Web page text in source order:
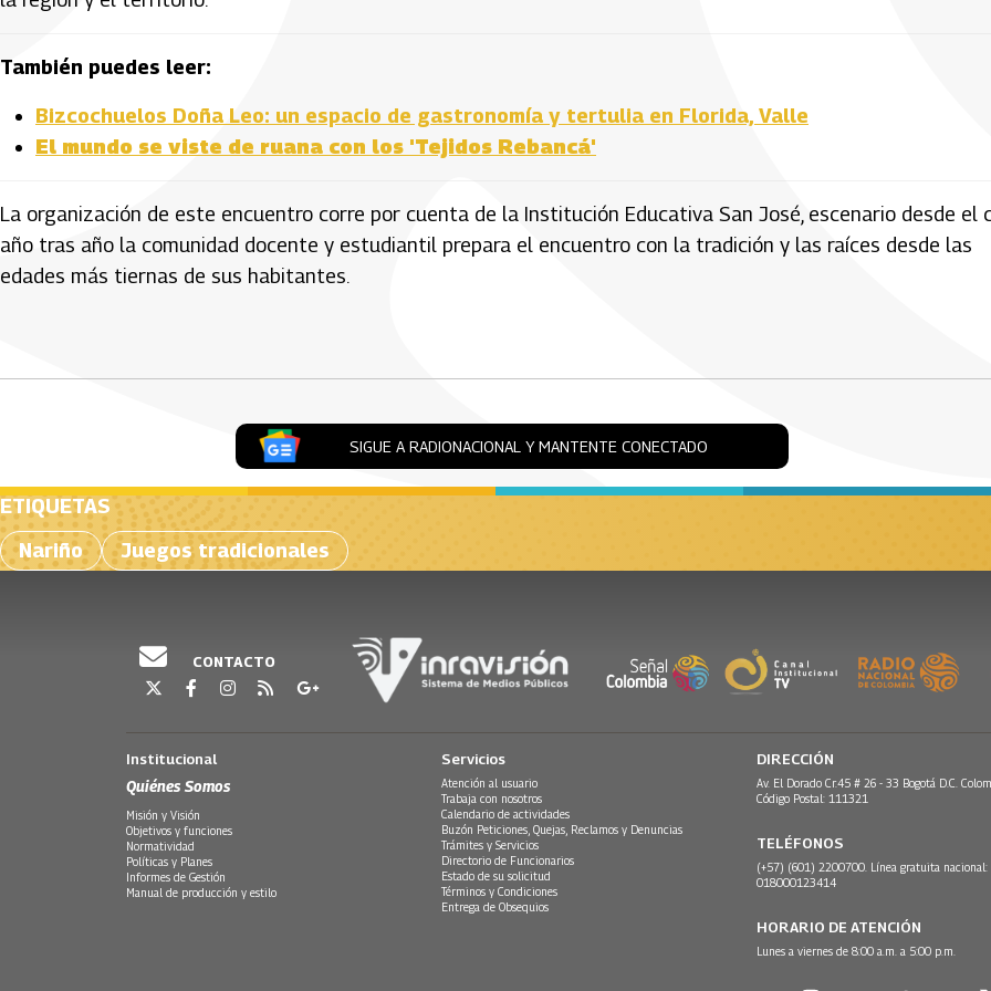
También puedes leer:
Bizcochuelos Doña Leo: un espacio de gastronomía y tertulia en Florida, Valle
El mundo se viste de ruana con los 'Tejidos Rebancá'
La organización de este encuentro corre por cuenta de la Institución Educativa San José, escenario desde el
año tras año la comunidad docente y estudiantil prepara el encuentro con la tradición y las raíces desde las
edades más tiernas de sus habitantes.
SIGUE A RADIONACIONAL Y MANTENTE CONECTADO
ETIQUETAS
Nariño
Juegos tradicionales
CONTACTO
Institucional
Quiénes Somos
Misión y Visión
Objetivos y funciones
Normatividad
Políticas y Planes
Informes de Gestión
Manual de producción y estilo
Servicios
Atención al usuario
Trabaja con nosotros
Calendario de actividades
Buzón Peticiones, Quejas, Reclamos y Denuncias
Trámites y Servicios
Directorio de Funcionarios
Estado de su solicitud
Términos y Condiciones
Entrega de Obsequios
DIRECCIÓN
Av. El Dorado Cr.45 # 26 - 33 Bogotá D.C.
Código Postal: 111321
TELÉFONOS
(+57) (601) 2200700. Línea gratuita nacional:
018000123414
HORARIO DE ATENCIÓN
Lunes a viernes de 8:00 a.m. a 5:00 p.m.